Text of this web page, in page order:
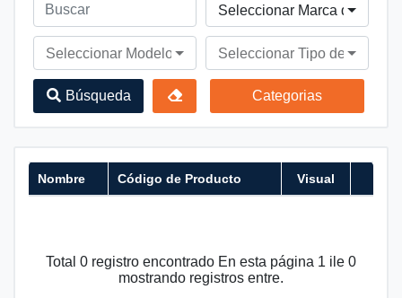
Seleccionar Marca de
Seleccionar Modelo de VehículoSeleccionar Tipo de
Búsqueda Categorias
Nombre Código de Producto Visual
Total 0 registro encontrado En esta página 1 ile 0
mostrando registros entre.